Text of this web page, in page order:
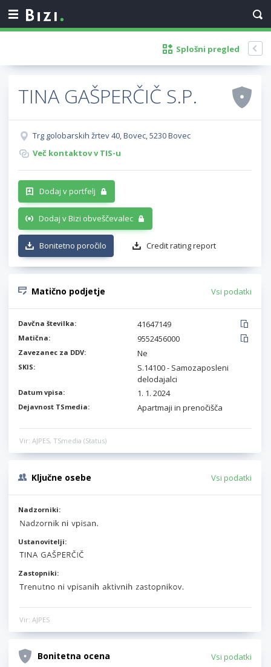
Splošni pregled
TINA GAŠPERČIČ S.P.
Trg golobarskih žrtev 40, Bovec, 5230 Bovec
Več kontaktov v TIS-u
Dodaj v portfelj
Dodaj v Bizi obveščevalec
Bonitetno poročilo Credit rating report
Matično podjetje Vsi podatki
Davčna številka: 41647149
Matična: 9552456000
Zavezanec za DDV: Ne
SKIS:
S.14100 - Samozaposleni
delodajalci
Datum vpisa: 1. 1. 2024
Dejavnost TSmedia: Apartmaji in prenočišča
Vir: AJPES, TSmedia (Status)
Ključne osebe Vsi podatki
Nadzorniki:
Ustanovitelji:
Zastopniki:
Vir: AJPES
Bonitetna ocena Vsi podatki